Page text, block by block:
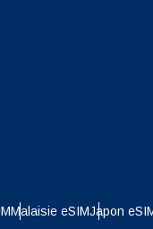
Malaisie eSIMJapon